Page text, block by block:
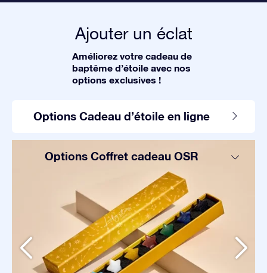
Ajouter un éclat
Améliorez votre cadeau de
baptême d’étoile avec nos
options exclusives !
Options Cadeau d’étoile en ligne
Options Coffret cadeau OSR